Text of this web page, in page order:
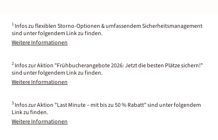
1 Infos zu flexiblen Storno-Optionen & umfassendem Sicherheitsmanagement
sind unter folgendem Link zu finden.
Weitere Informationen
2 Infos zur Aktion "Frühbucherangebote 2026: Jetzt die besten Plätze sichern!"
sind unter folgendem Link zu finden.
Weitere Informationen
3 Infos zur Aktion "Last Minute – mit bis zu 50 % Rabatt" sind unter folgendem
Link zu finden.
Weitere Informationen